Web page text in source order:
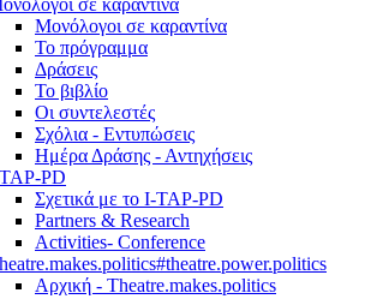
σε καραντίνα
Μονόλογοι σε καραντίνα
Το πρόγραμμα
Δράσεις
Το βιβλίο
Οι συντελεστές
Σχόλια - Εντυπώσεις
Ημέρα Δράσης - Αντηχήσεις
PD
Σχετικά με το I-TAP-PD
Partners & Research
Activities- Conference
Αρχική - Theatre.makes.politics